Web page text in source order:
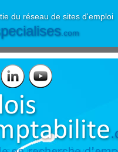
du réseau de sites d'emploi
.com